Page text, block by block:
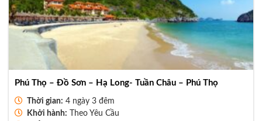
Phú Thọ – Đồ Sơn – Hạ Long- Tuần Châu – Phú Thọ
Thời gian: 4 ngày 3 đêm
Khởi hành: Theo Yêu Cầu